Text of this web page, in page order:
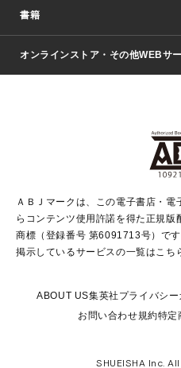
Vジャンプ
ジャンプルーキー！
ジャンプTOON
S-MANGA
集英社ジャンプリミックス
集英社コミック文庫
週刊ヤングジャンプ
ウルトラジャンプ
少女マンガ
リマコミ＋
マンガMeets
月刊オフィスユー
Seventeen
LEE
Marisol
T JAPAN:The New York
MEN'S NON-NO WEB
芸能・情報・スポーツ
パラスポ＋！
書籍
文芸・文庫・総合
青春と読書
アジア人物史
集英社新書
集英社新書プラス
よみタイ
ライトノベル・ノベライズ
集英社Webマガジン Cobalt
集英社オレンジ文庫
シフォン文庫
JUMP j BOOKS
集英社みらい文庫
S-KIDS.LAND
オンラインストア・その他WEBサ
SHUEISHA MANGA-ART
HAPPY PLUS STORE
shueisha vox
SHOP Marisol
EDITOR'S LAB
ＡＢＪマークは、この電子書店・
らコンテンツ使用許諾を得た正規
商標（登録番号 第6091713号）で
掲示しているサービスの一覧はこち
ABOUT US集英社プライバシー
お問い合わせ規約特定
SHUEISHA Inc.